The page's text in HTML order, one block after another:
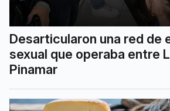
Desarticularon una red de
sexual que operaba entre
Pinamar